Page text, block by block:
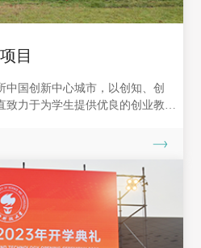
目
中国创新中心城市，以创知、创
致力于为学生提供优良的创业教
创业经验，共同为全球培养优秀